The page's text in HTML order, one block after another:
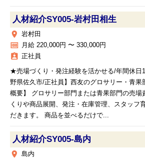
人材紹介SY005‐岩村田相生
place 岩村田
money 月給 220,000円 〜 330,000円
assignment_ind 正社員
★売場づくり・発注経験を活かせる/年間休
野県佐久市/正社員】西友のグロサリー・青果
概要】 グロサリー部門または青果部門の売場
くりや商品展開、発注・在庫管理、スタッフ
だきます。 商品を並べるだけで...
人材紹介SY005‐島内
place 島内